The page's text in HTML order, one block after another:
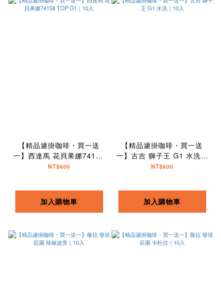
【精品濾掛咖啡・買一送
一】西達馬 花貝果娜74158
TOP G1｜10入
NT$600
加入購物車
【精品濾掛咖啡・買一送
一】古吉 獅子王 G1 水洗｜
10入
NT$600
加入購物車